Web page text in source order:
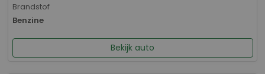
Brandstof
Benzine
Bekijk auto